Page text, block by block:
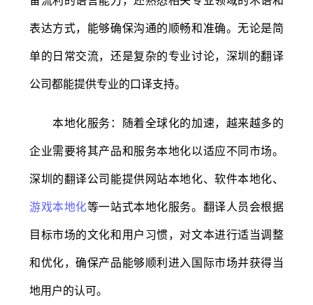
表达方式，能够确保沟通的顺畅和准确。无论是简
单的日常交流，还是复杂的专业讨论，深圳的翻译
公司都能提供专业的口译支持。
本地化服务：随着全球化的加速，越来越多的
企业需要将其产品和服务本地化以适应不同市场。
深圳的翻译公司能提供网站本地化、软件本地化、
游戏本地化等一站式本地化服务。翻译人员会根据
目标市场的文化和用户习惯，对文本进行适当调整
和优化，确保产品能够顺利进入国际市场并获得当
地用户的认可。